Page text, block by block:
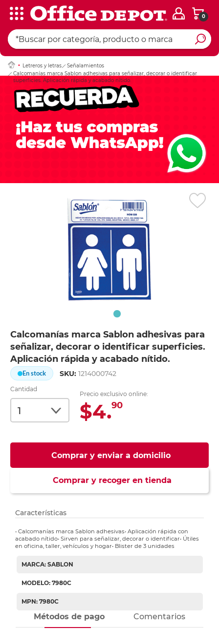
0
Letreros y letras
Señalamientos
Calcomanías marca Sablon adhesivas para señalizar, decorar o identificar
superficies. Aplicación rápida y acabado nítido.
Calcomanías marca Sablon adhesivas para
señalizar, decorar o identificar superficies.
Aplicación rápida y acabado nítido.
En stock SKU:1214000742
Cantidad
Precio exclusivo online:
$4.90
Comprar y enviar a domicilio
Comprar y recoger en tienda
Ingresar Codigo
Características
• Calcomanías marca Sablon adhesivas• Aplicación rápida con
acabado nítido• Sirven para señalizar, decorar o identificar• Útiles
en oficina, taller, vehículos y hogar• Blister de 3 unidades
MARCA: SABLON
MODELO: 7980C
MPN: 7980C
Métodos de pago Comentarios